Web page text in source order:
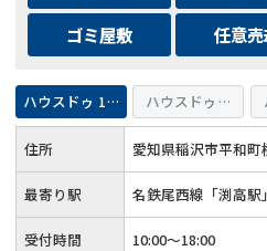
ゴミ屋敷
任意
ハウスドゥ 155号稲沢ハウスドゥ 愛西
住所 愛知県稲沢市平和町
最寄り駅 名鉄尾西線「渕高駅
受付時間 10:00～18:00